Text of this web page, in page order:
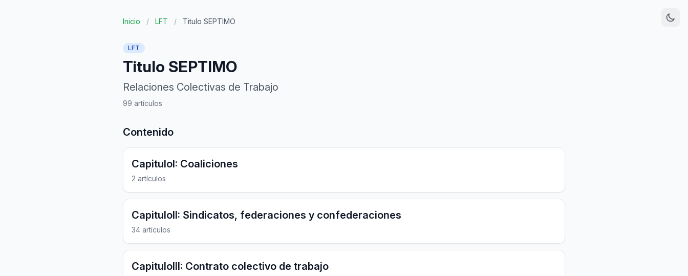
Inicio / LFT / Titulo SEPTIMO
LFT
Titulo SEPTIMO
Relaciones Colectivas de Trabajo
99 artículos
Contenido
CapituloI: Coaliciones
2 artículos
CapituloII: Sindicatos, federaciones y confederaciones
34 artículos
CapituloIII: Contrato colectivo de trabajo